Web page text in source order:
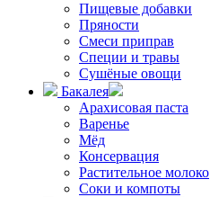
Пищевые добавки
Пряности
Смеси приправ
Специи и травы
Сушёные овощи
Бакалея
Арахисовая паста
Варенье
Мёд
Консервация
Растительное молоко
Соки и компоты